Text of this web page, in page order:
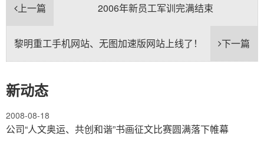
上一篇 2006年新员工军训完满结束
下一篇
黎明重工手机网站、无图加速版网站上线了！
新动态
2008-08-18
公司“人文奥运、共创和谐”书画征文比赛圆满落下帷幕